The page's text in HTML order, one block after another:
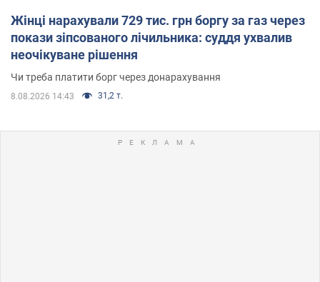
Жінці нарахували 729 тис. грн боргу за газ через
покази зіпсованого лічильника: суддя ухвалив
неочікуване рішення
Чи треба платити борг через донарахування
8.08.2026 14:43 31,2 т.